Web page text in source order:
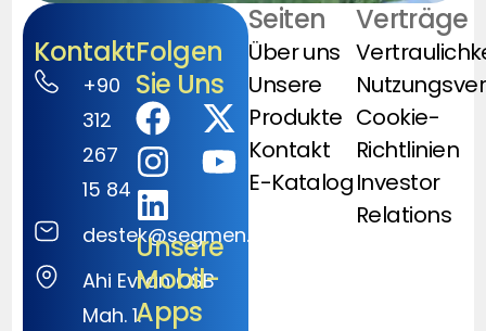
Kontakt
+90
312
267
15 84
destek@segmen.com.tr
Ahi Evran OSB
Mah. 1.
Folgen
Sie Uns
Unsere
Mobil-
Apps
Seiten
Über uns
Unsere
Produkte
Kontakt
E-Katalog
Verträge
Cookie-
Richtlinien
Investor
Relations